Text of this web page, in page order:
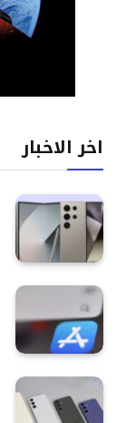
اخر الاخبار